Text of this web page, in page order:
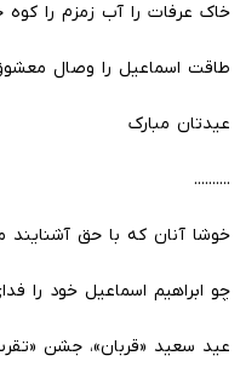
خاک عرفات را آب زمزم را کوه
طاقت اسماعیل را وصال
عیدتان مبارک
..........
خوشا آنان که با حق
چو ابراهیم اسماعیل خود را
عید سعید «قربان»، جشن